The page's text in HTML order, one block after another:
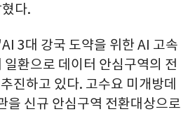
다.
3대 강국 도약을 위한 AI 고속
환으로 데이터 안심구역의 전
진하고 있다. 고수요 미개방데
을 신규 안심구역 전환대상으로